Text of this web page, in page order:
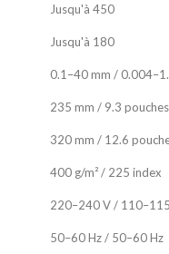
Jusqu'à 450
Jusqu'à 180
0.1–40 mm /
235 mm / 9.3 pouches
320 mm / 12.6
400 g/m² / 225 index
220–240 V /
50–60 Hz / 50–60 Hz